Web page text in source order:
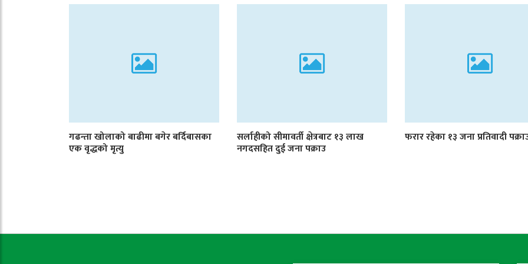
गढन्ता खोलाको बाढीमा बगेर बर्दिबासका
एक वृद्धको मृत्यु
सर्लाहीको सीमावर्ती क्षेत्रबाट १३ लाख
नगदसहित दुई जना पक्राउ
फरार रहेका १३ जना प्रतिवादी